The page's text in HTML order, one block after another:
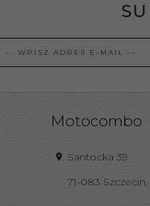
Motocombo
Santocka 39
71-083 Szczecin,